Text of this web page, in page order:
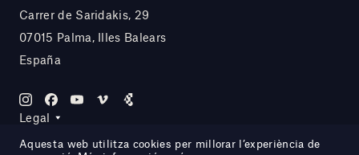
Carrer de Saridakis, 29
07015 Palma, Illes Balears
España
Legal
Aquesta web utilitza cookies per millorar l’experiència de